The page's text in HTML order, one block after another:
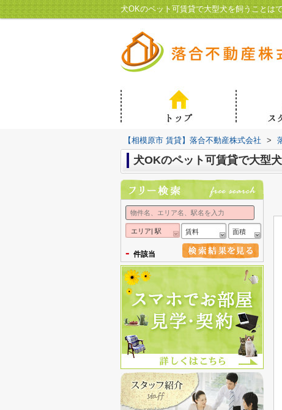
犬OKのペット可賃貸で大型犬を飼うことは
【相模原市 賃貸】落合不動産株式会社 >
犬OKのペット可賃貸で大型
エリア| 駅 賃料 面積
- 件該当